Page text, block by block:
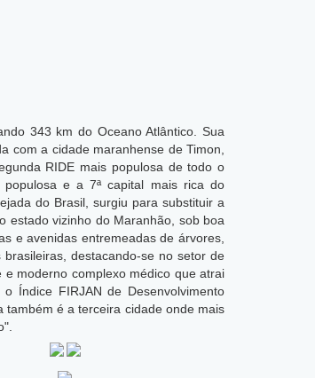
343 km do Oceano Atlântico. Sua
com a cidade maranhense de Timon,
RIDE mais populosa de todo o
e a 7ª capital mais rica do
do Brasil, surgiu para substituir a
estado vizinho do Maranhão, sob boa
e avenidas entremeadas de árvores,
destacando-se no setor de
moderno complexo médico que atrai
Índice FIRJAN de Desenvolvimento
também é a terceira cidade onde mais